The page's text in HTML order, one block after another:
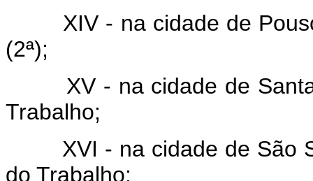
XIV - na cidade de Pouso
(2ª);
XV - na cidade de Santa
Trabalho;
XVI - na cidade de São
do Trabalho;